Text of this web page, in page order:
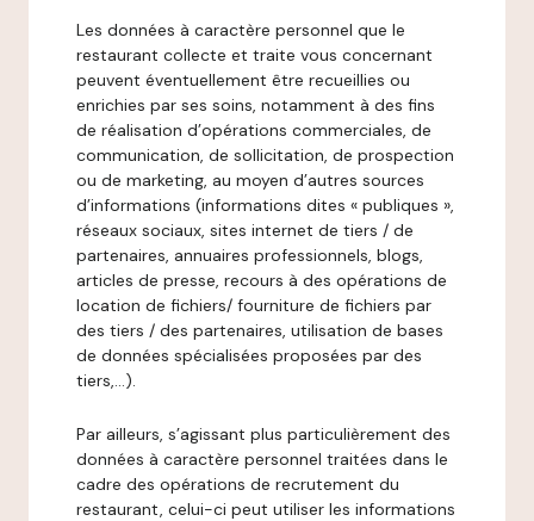
Les données à caractère personnel que le
restaurant collecte et traite vous concernant
peuvent éventuellement être recueillies ou
enrichies par ses soins, notamment à des fins
de réalisation d’opérations commerciales, de
communication, de sollicitation, de prospection
ou de marketing, au moyen d’autres sources
d’informations (informations dites « publiques »,
réseaux sociaux, sites internet de tiers / de
partenaires, annuaires professionnels, blogs,
articles de presse, recours à des opérations de
location de fichiers/ fourniture de fichiers par
des tiers / des partenaires, utilisation de bases
de données spécialisées proposées par des
tiers,…).
Par ailleurs, s’agissant plus particulièrement des
données à caractère personnel traitées dans le
cadre des opérations de recrutement du
restaurant, celui-ci peut utiliser les informations